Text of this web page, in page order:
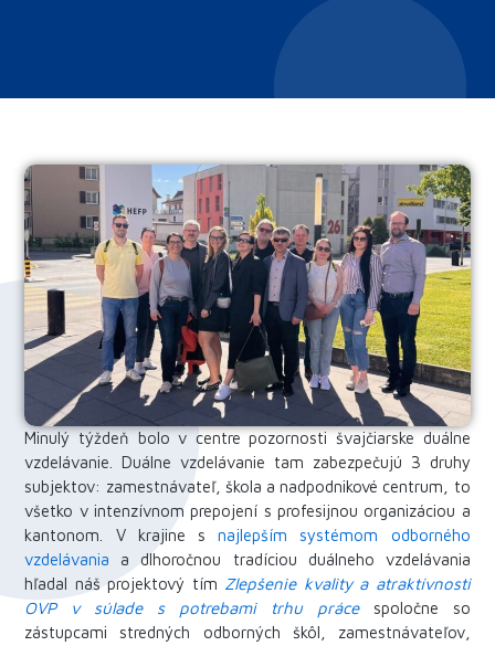
Minulý týždeň bolo v centre pozornosti švajčiarske duálne
vzdelávanie. Duálne vzdelávanie tam zabezpečujú 3 druhy
subjektov: zamestnávateľ, škola a nadpodnikové centrum, to
všetko v intenzívnom prepojení s profesijnou organizáciou a
kantonom. V krajine snajlepším systémom odborného
vzdelávania a dlhoročnou tradíciou duálneho vzdelávania
hľadal náš projektový tím Zlepšenie kvality a atraktívnosti
OVP v súlade s potrebami trhu prácespoločne so
zástupcami stredných odborných škôl, zamestnávateľov,